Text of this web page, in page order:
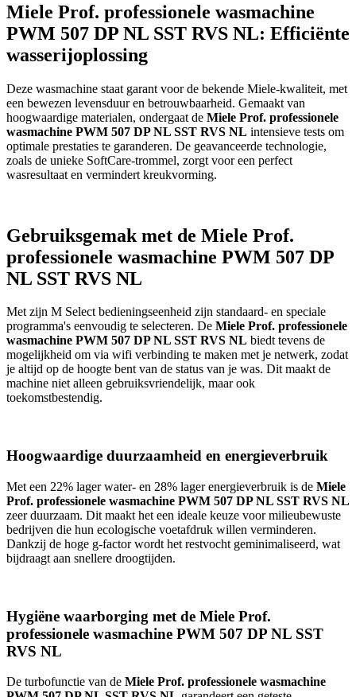
Miele Prof. professionele wasmachine
PWM 507 DP NL SST RVS NL: Efficiënte
wasserijoplossing
Deze wasmachine staat garant voor de bekende Miele-kwaliteit, met
een bewezen levensduur en betrouwbaarheid. Gemaakt van
hoogwaardige materialen, ondergaat de Miele Prof. professionele
wasmachine PWM 507 DP NL SST RVS NL intensieve tests om
optimale prestaties te garanderen. De geavanceerde technologie,
zoals de unieke SoftCare-trommel, zorgt voor een perfect
wasresultaat en vermindert kreukvorming.
Gebruiksgemak met de Miele Prof.
professionele wasmachine PWM 507 DP
NL SST RVS NL
Met zijn M Select bedieningseenheid zijn standaard- en speciale
programma's eenvoudig te selecteren. De Miele Prof. professionele
wasmachine PWM 507 DP NL SST RVS NL biedt tevens de
mogelijkheid om via wifi verbinding te maken met je netwerk, zodat
je altijd op de hoogte bent van de status van je was. Dit maakt de
machine niet alleen gebruiksvriendelijk, maar ook
toekomstbestendig.
Hoogwaardige duurzaamheid en energieverbruik
Met een 22% lager water- en 28% lager energieverbruik is de Miele
Prof. professionele wasmachine PWM 507 DP NL SST RVS NL
zeer duurzaam. Dit maakt het een ideale keuze voor milieubewuste
bedrijven die hun ecologische voetafdruk willen verminderen.
Dankzij de hoge g-factor wordt het restvocht geminimaliseerd, wat
bijdraagt aan snellere droogtijden.
Hygiëne waarborging met de Miele Prof.
professionele wasmachine PWM 507 DP NL SST
RVS NL
De turbofunctie van de Miele Prof. professionele wasmachine